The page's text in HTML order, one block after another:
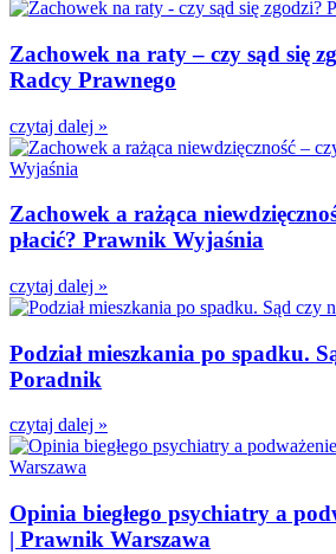
Zachowek na raty – czy sąd się
Radcy Prawnego
czytaj dalej »
Zachowek a rażąca
płacić? Prawnik Wyjaśnia
czytaj dalej »
Podział mieszkania po spadku.
Poradnik
czytaj dalej »
Opinia biegłego psychiatry a
| Prawnik Warszawa